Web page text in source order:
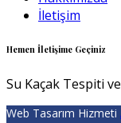
İletişim
Hemen İletişime Geçiniz
Su Kaçak Tespiti
Web Tasarım Hizmeti